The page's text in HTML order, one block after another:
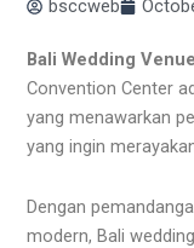
bsccweb
Bali Wedding
Convention Center
yang menawarkan
yang ingin
Dengan
modern, Bali